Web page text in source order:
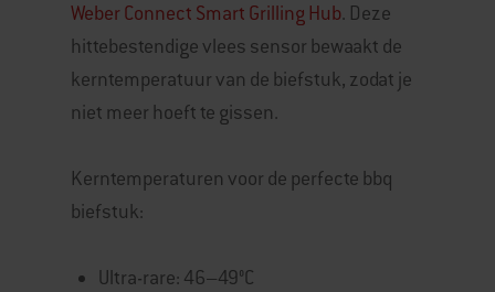
Weber Connect Smart Grilling Hub. Deze
hittebestendige vlees sensor bewaakt de
kerntemperatuur van de biefstuk, zodat je
niet meer hoeft te gissen.
Kerntemperaturen voor de perfecte bbq
biefstuk:
Ultra-rare: 46–49°C